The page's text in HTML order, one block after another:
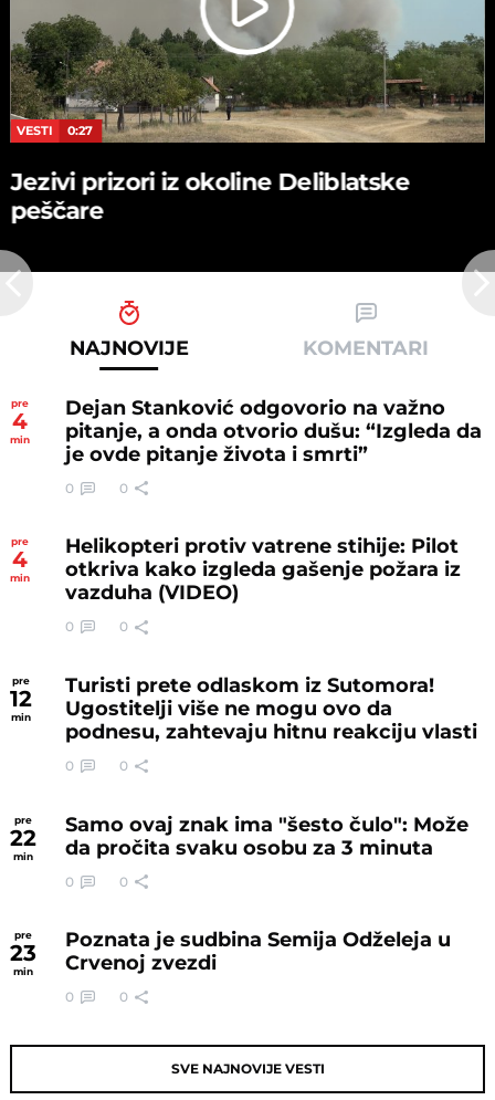
VESTI 0:27
Jezivi prizori iz okoline Deliblatske
peščare
NAJNOVIJE KOMENTARI
pre
4
min
Dejan Stanković odgovorio na važno
pitanje, a onda otvorio dušu: “Izgleda da
je ovde pitanje života i smrti”
0 0
pre
4
min
Helikopteri protiv vatrene stihije: Pilot
otkriva kako izgleda gašenje požara iz
vazduha (VIDEO)
0 0
pre
12
min
Turisti prete odlaskom iz Sutomora!
Ugostitelji više ne mogu ovo da
podnesu, zahtevaju hitnu reakciju vlasti
0 0
pre
22
min
Samo ovaj znak ima "šesto čulo": Može
da pročita svaku osobu za 3 minuta
0 0
pre
23
min
Poznata je sudbina Semija Odželeja u
Crvenoj zvezdi
0 0
SVE NAJNOVIJE VESTI